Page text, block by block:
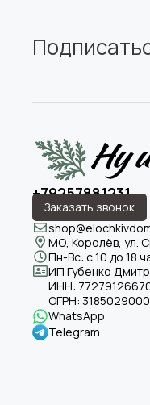
+79257881231
Заказать звонок
МО, Королёв, ул.
Пн-Вс: с 10 до 18
ИП Губенко
ИНН:
ОГРН:
WhatsApp
Telegram